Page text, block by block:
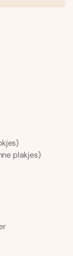
plakjes)